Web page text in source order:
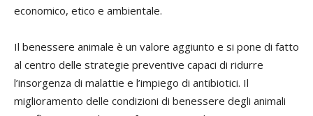
economico, etico e ambientale.
Il benessere animale è un valore aggiunto e si pone di fatto
al centro delle strategie preventive capaci di ridurre
l’insorgenza di malattie e l’impiego di antibiotici. Il
miglioramento delle condizioni di benessere degli animali